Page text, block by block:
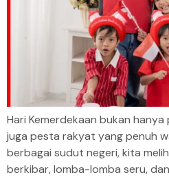
Hari Kemerdekaan bukan
juga pesta rakyat yang penuh
berbagai sudut negeri, kita
berkibar, lomba-lomba seru,